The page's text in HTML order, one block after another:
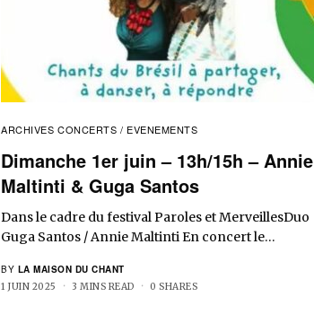
ARCHIVES CONCERTS / EVENEMENTS
Dimanche 1er juin – 13h/15h – Annie
Maltinti & Guga Santos
Dans le cadre du festival Paroles et MerveillesDuo
Guga Santos / Annie Maltinti En concert le…
BY LA MAISON DU CHANT
1 JUIN 2025 3 MINS READ 0 SHARES